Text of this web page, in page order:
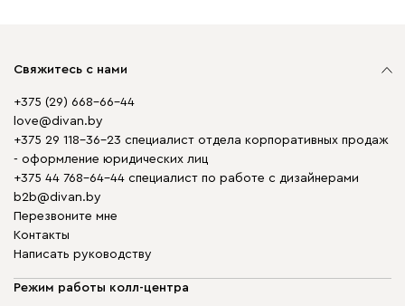
Свяжитесь с нами
+375 (29) 668-66-44
love@divan.by
+375 29 118-36-23 специалист отдела корпоративных продаж
- оформление юридических лиц
+375 44 768-64-44 специалист по работе с дизайнерами
b2b@divan.by
Перезвоните мне
Контакты
Написать руководству
Режим работы колл-центра